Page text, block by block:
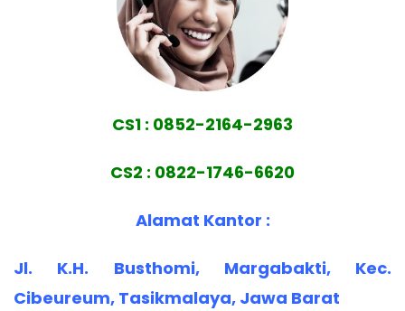
CS1 : 0852-2164-2963
CS2 : 0822-1746-6620
Alamat Kantor :
Jl. K.H. Busthomi, Margabakti, Kec.
Cibeureum, Tasikmalaya, Jawa Barat